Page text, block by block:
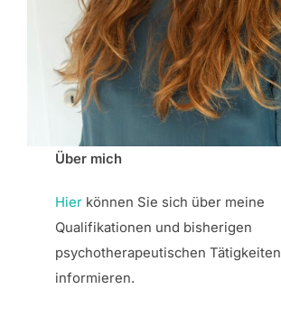
Über mich
Hier können Sie sich über meine
Qualifikationen und bisherigen
psychotherapeutischen Tätigkeiten
informieren.